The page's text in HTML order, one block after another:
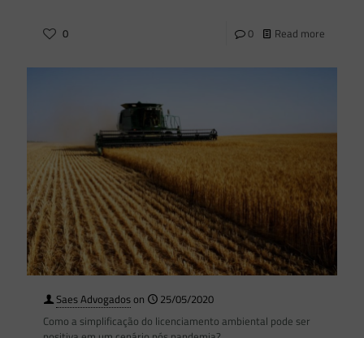
0 0 Read more
Saes Advogadoson
25/05/2020
Como a simplificação do licenciamento ambiental pode ser